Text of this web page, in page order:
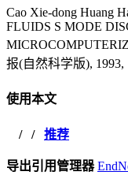
Cao Xie-dong Huang
FLUIDS S MODE
报(自然科学版), 1993,
使用本文
/ / 推荐
导出引用管理器